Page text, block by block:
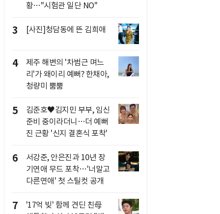
황…"시험관 일단 NO"
3 [사진]청담동에 뜬 김희애
4
제주 해변의 '차범근 며느
리'가 왜이리 예뻐? 한채아,
청량미 뿜뿜
5
김준호♥김지민 부부, 임신
준비 중이라더니…더 예뻐
진 근황 '신지 결혼식 포착'
6
서강준, 안은진과 10년 장
기연애 무드 포착…'너말고
다른연애' 첫 스틸컷 공개
7
'17억 빚' 함께 견딘 친母